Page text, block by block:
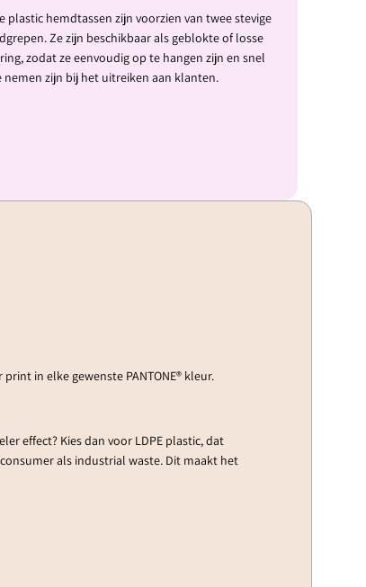
plastic hemdtassen zijn voorzien van twee stevige
Ze zijn beschikbaar als geblokte of losse
zodat ze eenvoudig op te hangen zijn en snel
nemen zijn bij het uitreiken aan klanten.
in elke gewenste PANTONE® kleur.
effect? Kies dan voor LDPE plastic, dat
als industrial waste. Dit maakt het